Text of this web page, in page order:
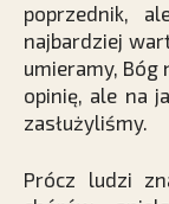
poprzednik,
najbardziej
umieramy, Bóg
opinię, ale na
zasłużyliśmy.
Prócz ludzi